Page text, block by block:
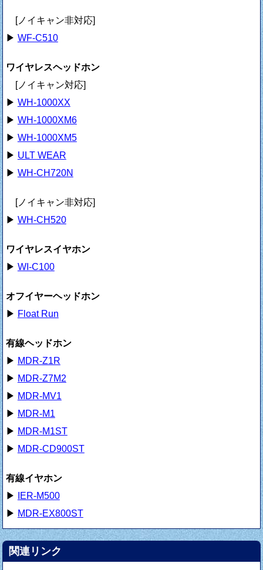
[ノイキャン非対応]
▶ WF-C510
ワイヤレスヘッドホン
[ノイキャン対応]
▶ WH-1000XX
▶ WH-1000XM6
▶ WH-1000XM5
▶ ULT WEAR
▶ WH-CH720N
[ノイキャン非対応]
▶ WH-CH520
ワイヤレスイヤホン
▶ WI-C100
オフイヤーヘッドホン
▶ Float Run
有線ヘッドホン
▶ MDR-Z1R
▶ MDR-Z7M2
▶ MDR-MV1
▶ MDR-M1
▶ MDR-M1ST
▶ MDR-CD900ST
有線イヤホン
▶
IER-M500
▶ MDR-EX800ST
関連リンク